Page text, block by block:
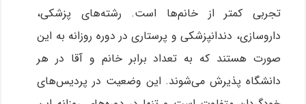
تجربی کمتر از خانم‌ها است. رشته‌های پزشکی،
داروسازی، دندانپزشکی و پرستاری در دوره روزانه به این
صورت هستند که به تعداد برابر خانم و آقا در هر
دانشگاه پذیرش می‌شوند. این وضعیت در پردیس‌های